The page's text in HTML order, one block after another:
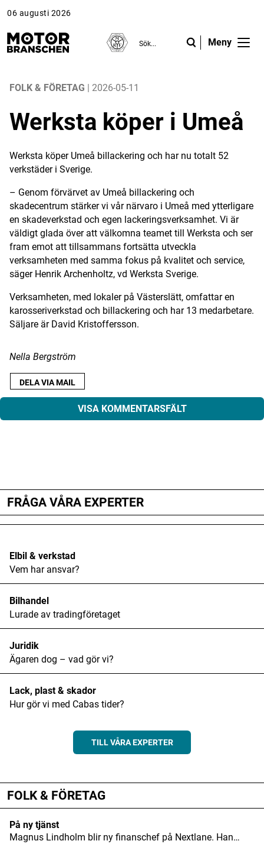
06 augusti 2026
Meny
Reportage
Fråga experterna
Platsbanken
Läs e-tidningen
Digital prenumeration
Annonsera
Det här är vi
FOLK & FÖRETAG | 2026-05-11
Werksta köper i Umeå
Werksta köper Umeå billackering och har nu totalt 52
verkstäder i Sverige.
– Genom förvärvet av Umeå billackering och
skadecentrum stärker vi vår närvaro i Umeå med ytterligare
en skadeverkstad och egen lackeringsverksamhet. Vi är
väldigt glada över att välkomna teamet till Werksta och ser
fram emot att tillsammans fortsätta utveckla
verksamheten med samma fokus på kvalitet och service,
säger Henrik Archenholtz, vd Werksta Sverige.
Verksamheten, med lokaler på Västerslätt, omfattar en
karosseriverkstad och billackering och har 13 medarbetare.
Säljare är David Kristoffersson.
Nella Bergström
DELA VIA MAIL
VISA KOMMENTARSFÄLT
Obligatoriska fält är märkta*
Kommentar*
Namn
E-postadress
FRÅGA VÅRA EXPERTER
Elbil & verkstad
Vem har ansvar?
Bilhandel
Lurade av tradingföretaget
Juridik
Ägaren dog – vad gör vi?
Lack, plast & skador
Hur gör vi med Cabas tider?
TILL VÅRA EXPERTER
FOLK & FÖRETAG
På ny tjänst
Magnus Lindholm blir ny finanschef på Nextlane. Han…